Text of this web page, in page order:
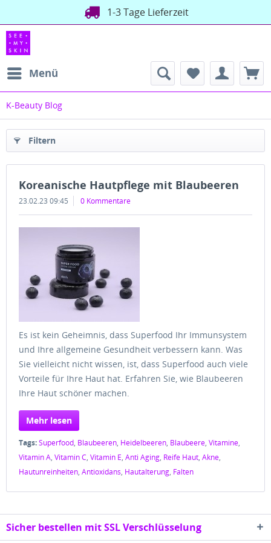
1-3 Tage Lieferzeit
Menü
K-Beauty Blog
Filtern
Koreanische Hautpflege mit Blaubeeren
23.02.23 09:45 0 Kommentare
Es ist kein Geheimnis, dass Superfood Ihr Immunsystem
und Ihre allgemeine Gesundheit verbessern kann. Was
Sie vielleicht nicht wissen, ist, dass Superfood auch viele
Vorteile für Ihre Haut hat. Erfahren Sie, wie Blaubeeren
Ihre Haut schöner machen.
Mehr lesen
Tags:Superfood, Blaubeeren, Heidelbeeren, Blaubeere, Vitamine,
Vitamin A, Vitamin C, Vitamin E, Anti Aging, Reife Haut, Akne,
Hautunreinheiten, Antioxidans, Hautalterung, Falten
Sicher bestellen mit SSL Verschlüsselung